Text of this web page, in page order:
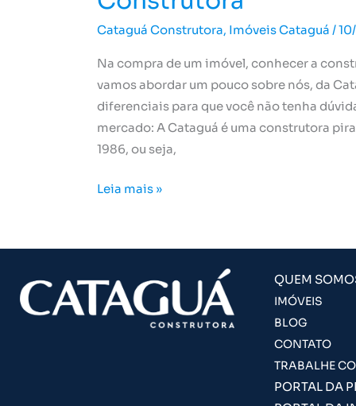
Cataguá Construtora, Imóveis Cataguá /
Na compra de um imóvel, conhecer a
vamos abordar um pouco sobre nós, da
diferenciais para que você não tenha
mercado: A Cataguá é uma construtora
1986, ou seja,
Leia mais »
QUEM
IMÓVEIS
BLOG
CONTATO
TRABALHE
PORTAL DA